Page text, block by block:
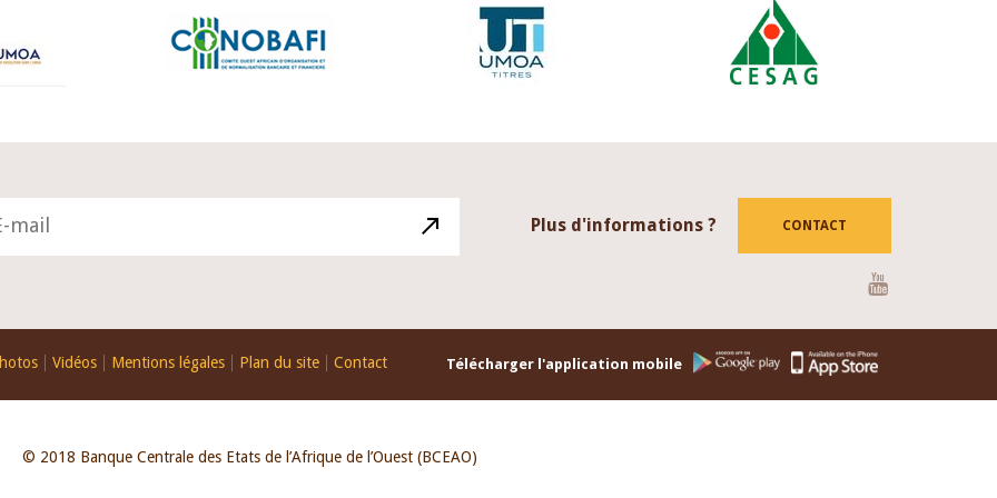
Plus d'informations ? CONTACT
Vidéos Mentions légales Plan du site Contact Télécharger l'application mobile
© 2018 Banque Centrale des Etats de l’Afrique de l’Ouest (BCEAO)